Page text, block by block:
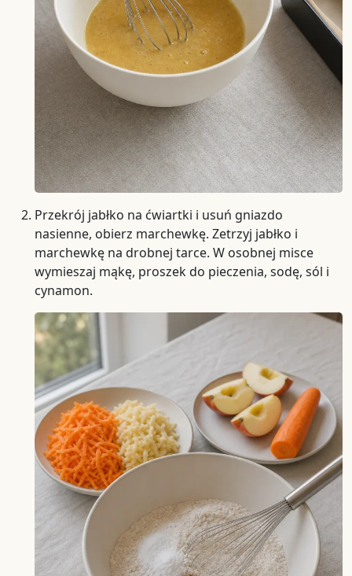
Przekrój jabłko na ćwiartki i usuń gniazdo
nasienne, obierz marchewkę. Zetrzyj jabłko i
marchewkę na drobnej tarce. W osobnej misce
wymieszaj mąkę, proszek do pieczenia, sodę, sól i
cynamon.